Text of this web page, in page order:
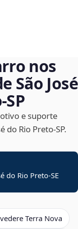
nos
São José
e suporte
do Rio Preto‑SP.
do Rio Preto-SE
Terra Nova